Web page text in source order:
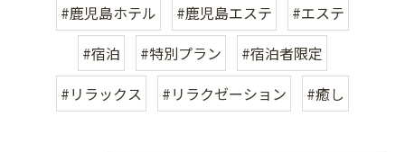
#鹿児島ホテル #鹿児島エステ
#エステ
#宿泊
#特別プラン
#宿泊者限定
#リラックス
#リラクゼーション #癒し